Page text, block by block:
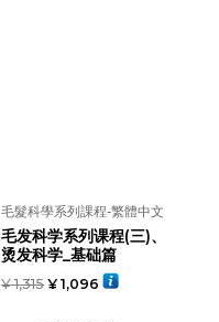
毛髮科學系列課程-繁體中文
毛发科学系列课程(三)、
烫发科学_基础篇
¥1,315 ¥ 1,096